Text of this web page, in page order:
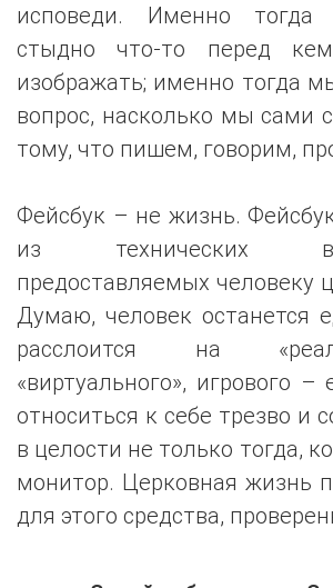
исповеди. Именно
стыдно что-то перед
изображать; именно тогда
вопрос, насколько мы сами
тому, что пишем, говорим,
Фейсбук – не жизнь.
из технических
предоставляемых человеку
Думаю, человек останется
расслоится на
«виртуального», игрового –
относиться к себе трезво и
в целости не только тогда,
монитор. Церковная жизнь
для этого средства,